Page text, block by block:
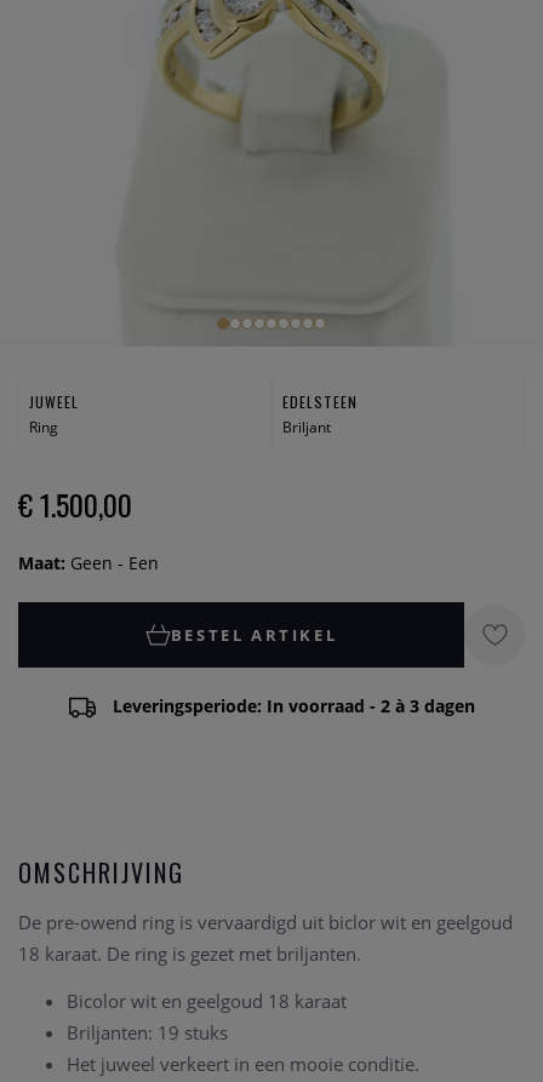
JUWEEL
Ring
EDELSTEEN
Briljant
€ 1.500,00
Maat: Geen - Een
BESTEL ARTIKEL
Leveringsperiode: In voorraad - 2 à 3 dagen
OMSCHRIJVING
De pre-owend ring is vervaardigd uit biclor wit en geelgoud
18 karaat. De ring is gezet met briljanten.
Bicolor wit en geelgoud 18 karaat
Briljanten: 19 stuks
Het juweel verkeert in een mooie conditie.